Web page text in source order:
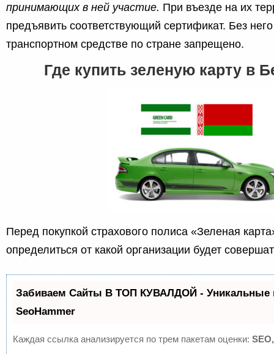
принимающих в ней участие. При въезде на их
предъявить соответствующий сертификат. Без
транспортном средстве по стране запрещено.
Где купить зеленую карту в
Перед покупкой страхового полиса «Зеленая
определиться от какой организации будет
Забиваем Сайты В ТОП КУВАЛДОЙ - Уникальные
SeoHammer
Каждая ссылка анализируется по трем пакетам оценки: